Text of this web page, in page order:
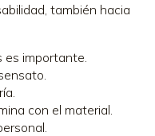
también hacia
es importante.
con el material.